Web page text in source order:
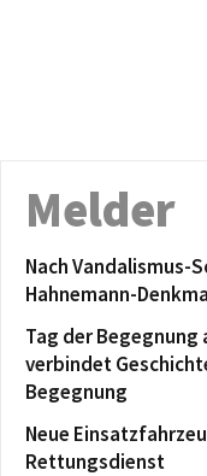
Melder
Nach Vandalismus-
Hahnemann-
Tag der
verbindet
Begegnung
Neue
Rettungsdienst